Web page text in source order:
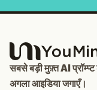
सबसे बड़ी मुफ़्त AI
अगला आइडिया जगाएँ।